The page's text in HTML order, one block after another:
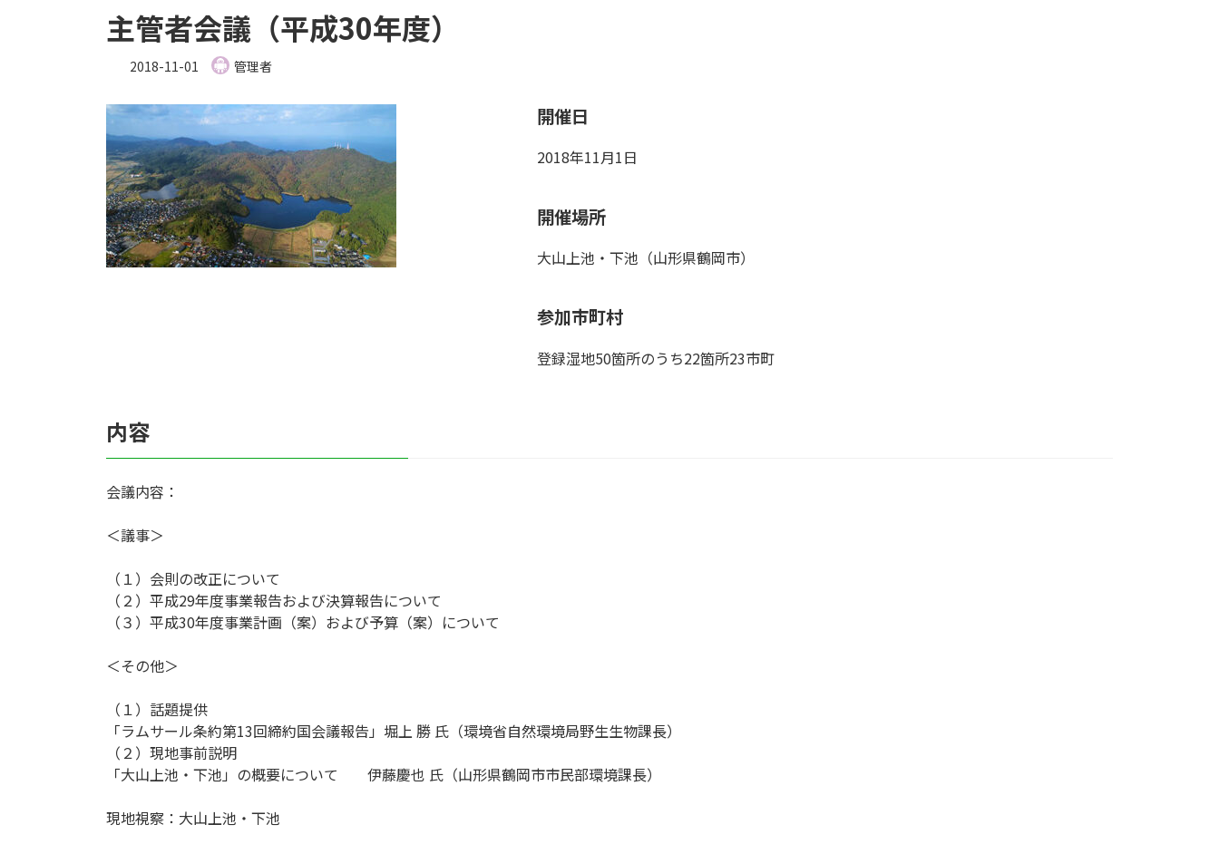
主管者会議（平成30年度）
2018-11-01 管理者
開催日
2018年11月1日
開催場所
大山上池・下池（山形県鶴岡市）
参加市町村
登録湿地50箇所のうち22箇所23市町
内容
会議内容：
＜議事＞
（１）会則の改正について
（２）平成29年度事業報告および決算報告について
（３）平成30年度事業計画（案）および予算（案）について
＜その他＞
（１）話題提供
「ラムサール条約第13回締約国会議報告」堀上 勝 氏（環境省自然環境局野生生物課長）
（２）現地事前説明
「大山上池・下池」の概要について 伊藤慶也 氏（山形県鶴岡市市民部環境課長）
現地視察：大山上池・下池